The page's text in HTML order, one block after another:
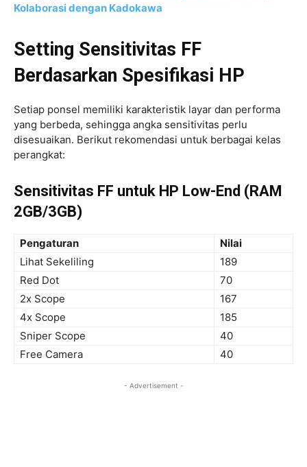
Kolaborasi dengan Kadokawa
Setting Sensitivitas FF
Berdasarkan Spesifikasi HP
Setiap ponsel memiliki karakteristik layar dan performa
yang berbeda, sehingga angka sensitivitas perlu
disesuaikan. Berikut rekomendasi untuk berbagai kelas
perangkat:
Sensitivitas FF untuk HP Low-End (RAM
2GB/3GB)
Pengaturan
Nilai
Lihat Sekeliling
189
Red Dot
70
2x Scope
167
4x Scope
185
Sniper Scope
40
Free Camera
40
- Advertisement -